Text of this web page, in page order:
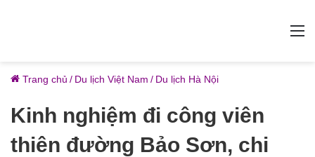
Trang chủ / Du lịch Việt Nam / Du lịch Hà Nội
Kinh nghiệm đi công viên
thiên đường Bảo Sơn, chi